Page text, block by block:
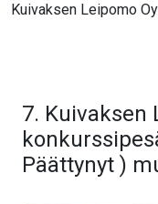
Kuivaksen Leipomo
7. Kuivaksen
Päättynyt )